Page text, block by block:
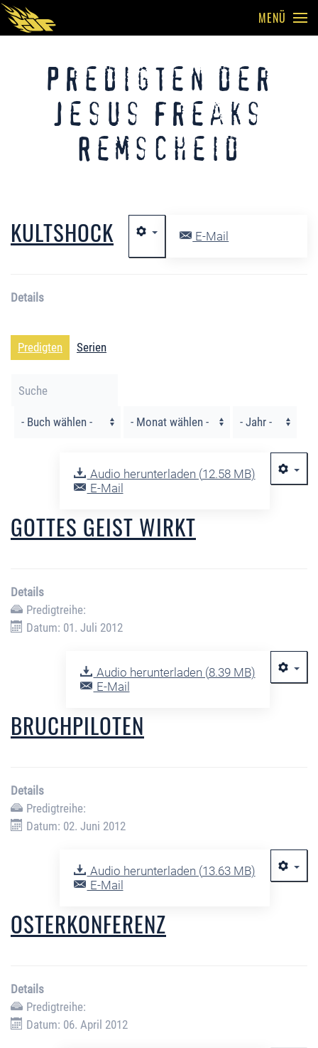
MENÜ
Predigten der
Jesus Freaks
Remscheid
E-Mail
KULTSHOCK
Details
Predigten Serien
Filter
Audio herunterladen (12.58 MB)
E-Mail
GOTTES GEIST WIRKT
Details
Predigtreihe:
Datum: 01. Juli 2012
Audio herunterladen (8.39 MB)
E-Mail
BRUCHPILOTEN
Details
Predigtreihe:
Datum: 02. Juni 2012
Audio herunterladen (13.63 MB)
E-Mail
OSTERKONFERENZ
Details
Predigtreihe:
Datum: 06. April 2012